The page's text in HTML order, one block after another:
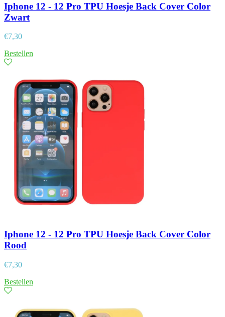
Iphone 12 - 12 Pro TPU Hoesje Back Cover Color
Zwart
€7,30
Bestellen
Iphone 12 - 12 Pro TPU Hoesje Back Cover Color
Rood
€7,30
Bestellen